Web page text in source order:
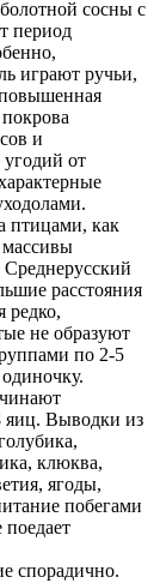
сосны с
период
играют ручьи,
и
от
птицами, как
расстояния
редко,
не образуют
по 2-5
яиц. Выводки из
клюква,
ягоды,
побегами
спорадично.